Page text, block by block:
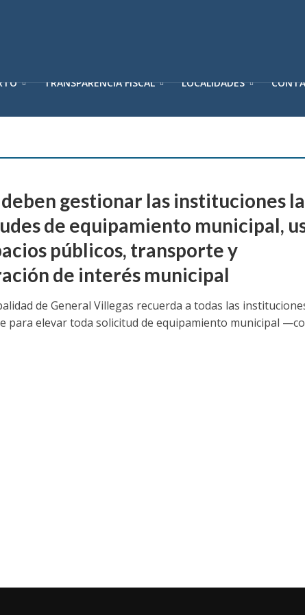
TRANSPARENCIA FISCAL LOCALIDADES
gestionar las instituciones
de equipamiento municipal,
públicos, transporte y
de interés municipal
de General Villegas recuerda a todas las
para elevar toda solicitud de equipamiento municipal